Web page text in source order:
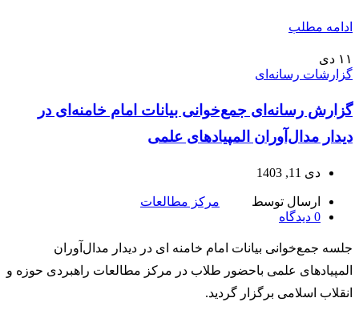
ادامه مطلب
۱۱ دی
گزارشات رسانه‌ای
گزارش رسانه‌ای جمع‌خوانی بیانات امام خامنه‌ای در
دیدار مدال‌آوران المپیادهای علمی
دی 11, 1403
ارسال توسط
مرکز مطالعات
0 دیدگاه
جلسه جمع‌خوانی بیانات امام خامنه ای در دیدار مدال‌آوران
المپیادهای علمی باحضور طلاب در مرکز مطالعات راهبردی حوزه و
انقلاب اسلامی برگزار گردید.